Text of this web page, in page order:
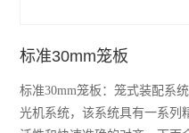
合束镜
滤光片
标准30mm笼板
标准30mm笼板：笼式装配系
光机系统，该系统具有一系列